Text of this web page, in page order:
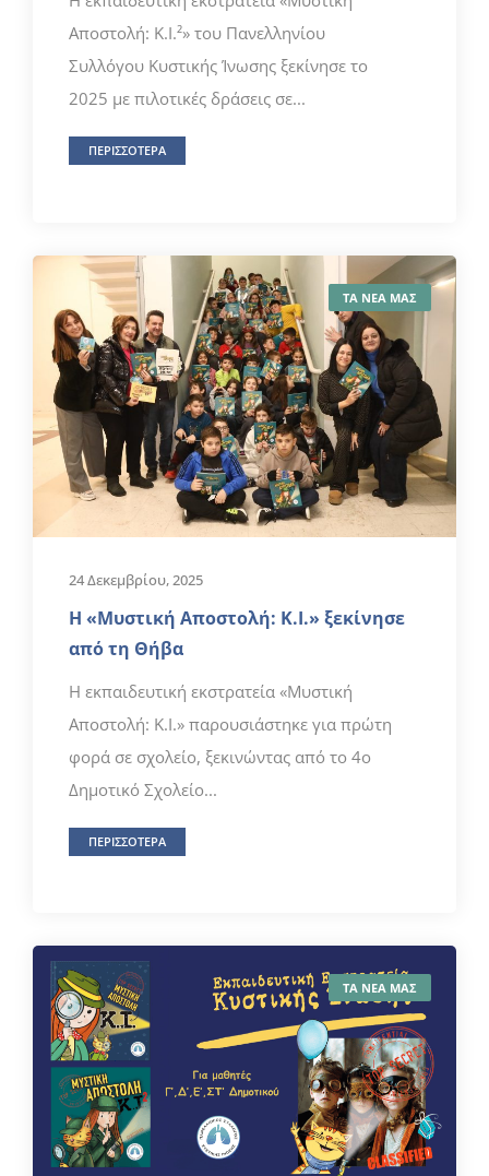
Αποστολή: Κ.Ι.²» του Πανελληνίου
Συλλόγου Κυστικής Ίνωσης ξεκίνησε το
2025 με πιλοτικές δράσεις σε...
ΠΕΡΙΣΣΟΤΕΡΑ
ΤΑ ΝΕΑ ΜΑΣ
24 Δεκεμβρίου, 2025
Η «Μυστική Αποστολή: Κ.Ι.» ξεκίνησε
από τη Θήβα
Η εκπαιδευτική εκστρατεία «Μυστική
Αποστολή: Κ.Ι.» παρουσιάστηκε για πρώτη
φορά σε σχολείο, ξεκινώντας από το 4ο
Δημοτικό Σχολείο...
ΠΕΡΙΣΣΟΤΕΡΑ
ΤΑ ΝΕΑ ΜΑΣ